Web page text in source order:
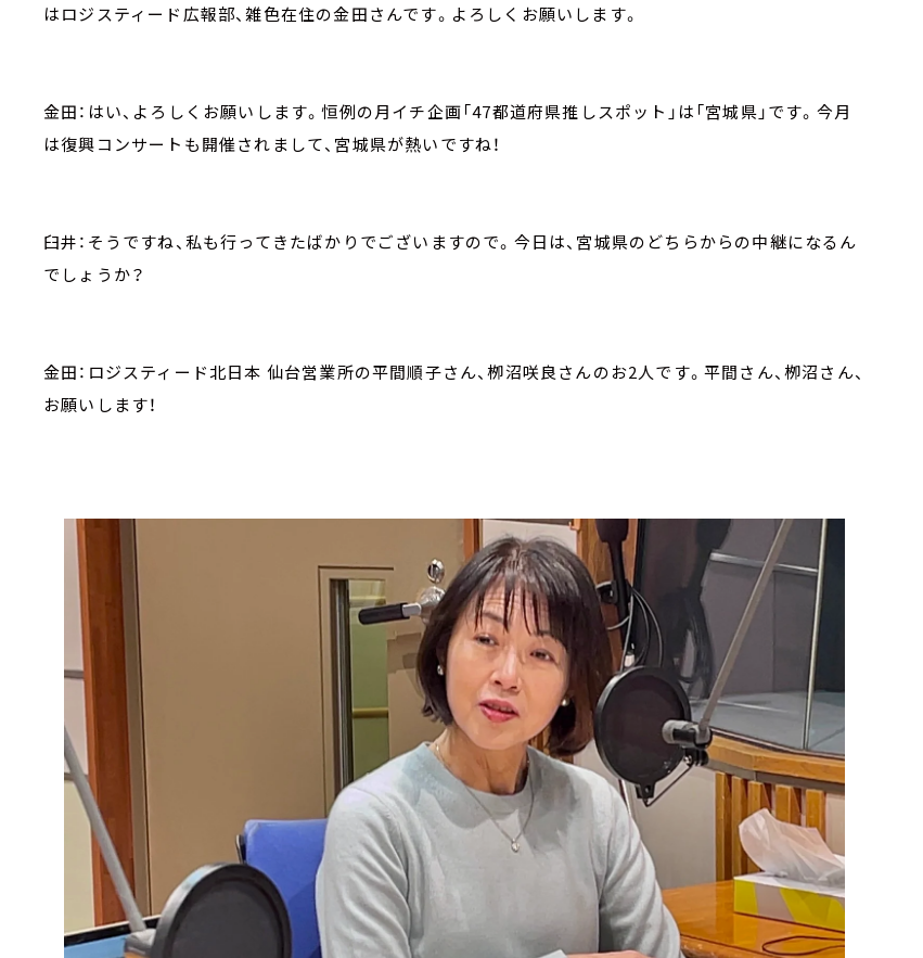
はロジスティード広報部、雑色在住の金田さんです。よろしくお願いします。
金田：はい、よろしくお願いします。恒例の月イチ企画「47都道府県推しスポット」は「宮城県」です。今月
は復興コンサートも開催されまして、宮城県が熱いですね！
臼井：そうですね、私も行ってきたばかりでございますので。今日は、宮城県のどちらからの中継になるん
でしょうか？
金田：ロジスティード北日本 仙台営業所の平間順子さん、栁沼咲良さんのお2人です。平間さん、栁沼さん、
お願いします！